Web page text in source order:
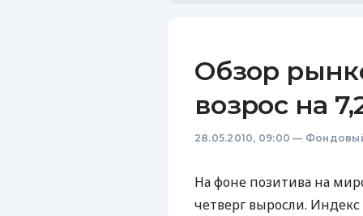
Обзор
возрос на
28.05.2010, 09:00 —
На фоне позитива на
четверг выросли. Индекс